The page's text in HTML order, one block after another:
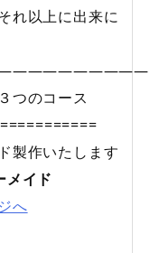
れ以上に出来に
つのコース
製作いたします
メイド
へ